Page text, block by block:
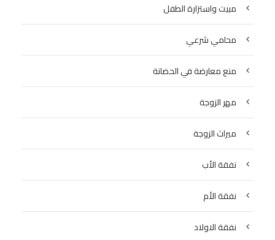
مبيت واستزارة الطفل
محامي شرعي
منع معارضة في الحضانة
مهر الزوجة
ميراث الزوجة
نفقة الأب
نفقة الأم
نفقة الاولاد